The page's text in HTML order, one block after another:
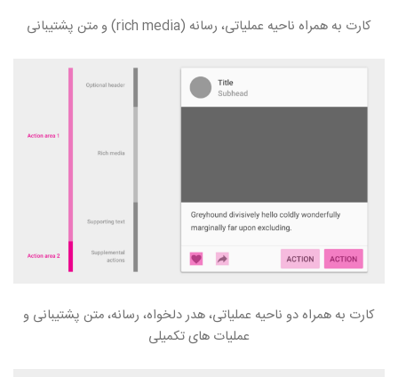
کارت به همراه ناحیه عملیاتی، رسانه (rich media) و متن پشتیبانی
کارت به همراه دو ناحیه عملیاتی، هدر دلخواه، رسانه، متن پشتیبانی و
عملیات های تکمیلی